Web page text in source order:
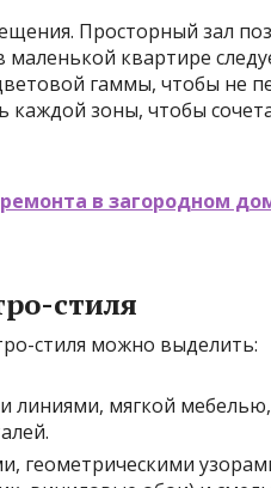
Просторный зал
квартире
гаммы, чтобы не
зоны, чтобы
в загородном
стиля
стиля можно выделить:
линиями, мягкой
геометрическими